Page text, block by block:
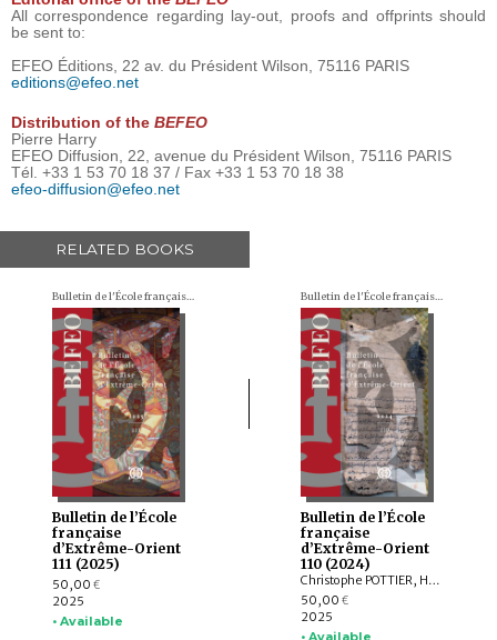
All correspondence regarding lay-out, proofs and offprints should
be sent to:
EFEO Éditions, 22 av. du Président Wilson, 75116 PARIS
editions@efeo.net
Distribution of the BEFEO
Pierre Harry
EFEO Diffusion, 22, avenue du Président Wilson, 75116 PARIS
Tél. +33 1 53 70 18 37 / Fax +33 1 53 70 18 38
efeo-diffusion@efeo.net
RELATED BOOKS
Bulletin de l'École française d'Extrême-Orient (BEFEO)
Bulletin de l’École
française
d’Extrême-Orient
111 (2025)
50,00 €
2025
• Available
Bulletin de l'École française d'Extrême-Orient (BEFEO)
Bulletin de l’École
française
d’Extrême-Orient
110 (2024)
Christophe POTTIER, Harunaga ISAACSON, Isabelle LANDRY-DERON, Dominique SOUTIF, Julia ESTEVE, Brice VINCENT, François THIERRY, Annabel Teh GALLOP, Yannick BRUNETON, Vincent LEFÈVRE, Chloé CHOLLET, Csaba DEZSŐ, Claudine ANG, Damien CHAUSSENDE, Sébastien CLOUET, XU Minglong†, WU Min, HAN Qi
50,00 €
2025